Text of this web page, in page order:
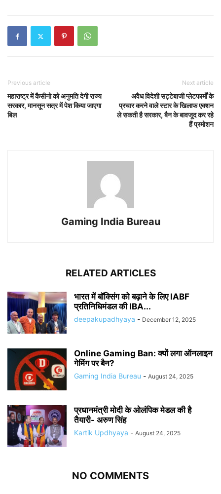
Previous article
महाराष्ट्र में कैसीनो को अनुमति देगी राज्य
सरकार, मानसून सत्र में पेश किया जाएगा
बिल
Next article
अवैध विदेशी सट्टेबाजी प्लेटफार्मों के
प्रचार करने वाले स्टार के खिलाफ एक्शन
ले सकती है सरकार, बैन के बावजूद कर रहे
हैं प्रमोशन
Gaming India Bureau
RELATED ARTICLES
भारत में बॉक्सिंग को बढ़ाने के लिए IABF
प्रतिनिधिमंडल की IBA...
deepakupadhyaya - December 12, 2025
Online Gaming Ban: क्यों लगा ऑनलाइन
गेमिंग पर बैन?
Gaming India Bureau - August 24, 2025
प्रधानमंत्री मोदी के ओलंपिक मेडल की है
तैयारी- अरुण सिंह
Kartik Updhyaya - August 24, 2025
NO COMMENTS